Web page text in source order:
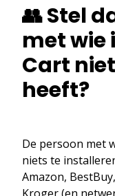
👥 Stel
met wie
Cart
heeft?
De persoon met
niets te
Amazon,